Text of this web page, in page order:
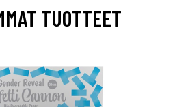
TUOTTEET